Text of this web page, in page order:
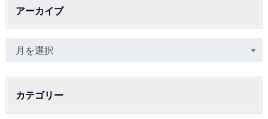
アーカイブ
カテゴリー